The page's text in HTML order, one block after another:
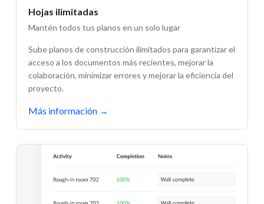
Hojas ilimitadas
Mantén todos tus planos en un solo lugar
Sube planos de construcción ilimitados para garantizar el
acceso a los documentos más recientes, mejorar la
colaboración, minimizar errores y mejorar la eficiencia del
proyecto.
Más información →